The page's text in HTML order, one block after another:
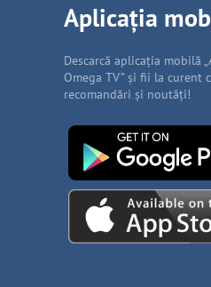
Aplicația
Descarcă aplicația mobilă
Omega TV” și fii la curent
recomandări și noutăți!